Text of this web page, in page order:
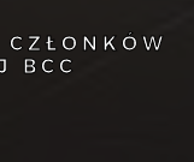
BCC